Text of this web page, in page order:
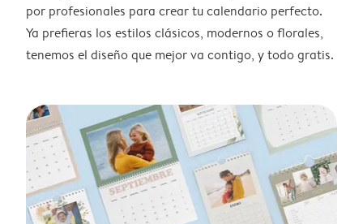
por profesionales para crear tu calendario perfecto.
Ya prefieras los estilos clásicos, modernos o florales,
tenemos el diseño que mejor va contigo, y todo gratis.